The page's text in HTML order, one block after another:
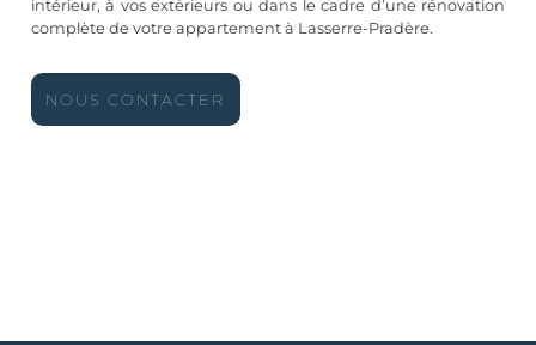
intérieur, à vos extérieurs ou dans le cadre d’une rénovation
complète de votre appartement à Lasserre-Pradère.
NOUS CONTACTER